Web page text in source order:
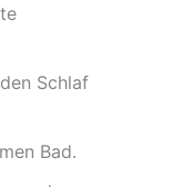
Schlaf
Bad.